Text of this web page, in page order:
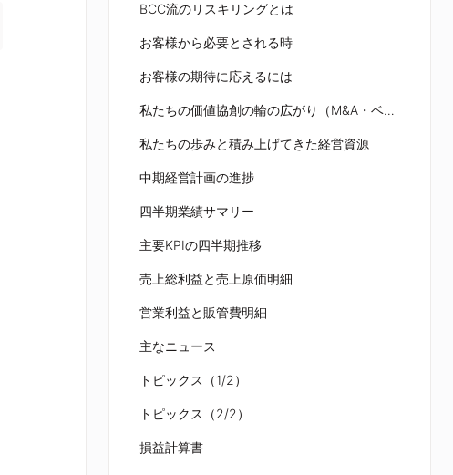
BCC流のリスキリングとは
お客様から必要とされる時
お客様の期待に応えるには
私たちの価値協創の輪の広がり（M&A・ベンチャー出資）
私たちの歩みと積み上げてきた経営資源
中期経営計画の進捗
四半期業績サマリー
主要KPIの四半期推移
売上総利益と売上原価明細
営業利益と販管費明細
主なニュース
トピックス（1/2）
トピックス（2/2）
損益計算書